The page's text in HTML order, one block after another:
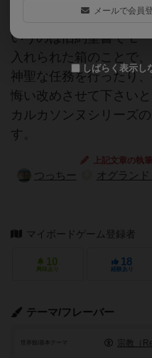
『契約の箱』は宗教を
いうのは旧約聖書でモ
入れられた箱のことで
神聖な任務を行ったり
悔い改めさせて下さいと
カルカソンヌシリーズ
す。
上記文章の執
つっちー オグランド
マイボードゲーム登録者
10
興味あり
18
経験あり
テーマ/フレーバー
世界観/基本テーマ 宗教（
メールで会員
しばらく表示し